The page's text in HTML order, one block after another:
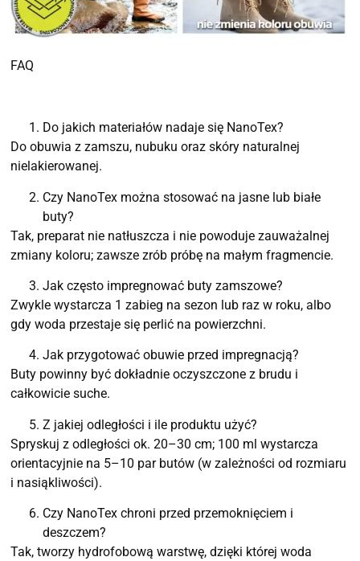
FAQ
Do jakich materiałów nadaje się NanoTex?
Do obuwia z zamszu, nubuku oraz skóry naturalnej
nielakierowanej.
Czy NanoTex można stosować na jasne lub białe
buty?
Tak, preparat nie natłuszcza i nie powoduje zauważalnej
zmiany koloru; zawsze zrób próbę na małym fragmencie.
Jak często impregnować buty zamszowe?
Zwykle wystarcza 1 zabieg na sezon lub raz w roku, albo
gdy woda przestaje się perlić na powierzchni.
Jak przygotować obuwie przed impregnacją?
Buty powinny być dokładnie oczyszczone z brudu i
całkowicie suche.
Z jakiej odległości i ile produktu użyć?
Spryskuj z odległości ok. 20–30 cm; 100 ml wystarcza
orientacyjnie na 5–10 par butów (w zależności od rozmiaru
i nasiąkliwości).
Czy NanoTex chroni przed przemoknięciem i
deszczem?
Tak, tworzy hydrofobową warstwę, dzięki której woda